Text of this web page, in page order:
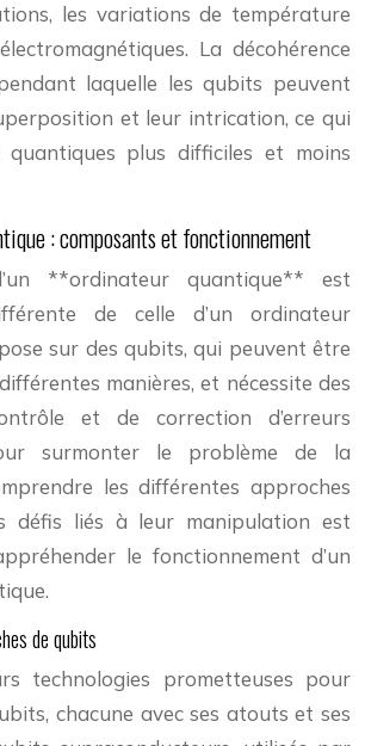
les variations de température
La décohérence
laquelle les qubits peuvent
et leur intrication, ce qui
quantiques plus difficiles et moins
: composants et fonctionnement
**ordinateur quantique** est
de celle d’un ordinateur
sur des qubits, qui peuvent être
manières, et nécessite des
et de correction d’erreurs
surmonter le problème de la
les différentes approches
défis liés à leur manipulation est
le fonctionnement d’un
de qubits
technologies prometteuses pour
chacune avec ses atouts et ses